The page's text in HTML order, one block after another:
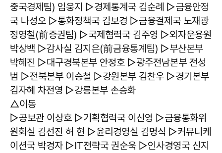
중국경제팀) 임웅지 ▷경제통계국 김순례 ▷금융안정
국 나성오 ▷통화정책국 김보경 ▷금융결제국 노재광
정영철(前증권팀) ▷국제협력국 김주영 ▷외자운용원
박상백 ▷감사실 김지은(前금융통계팀) ▷부산본부
박혜진 ▷대구경북본부 안정호 ▷광주전남본부 전성
범 ▷전북본부 이승철 ▷강원본부 김찬우 ▷경기본부
김자혜 차전영 ▷강릉본부 손승화
△이동
▷공보관 이상호 ▷기획협력국 이신영 ▷금융통화위
원회실 김선진 허 현 ▷윤리경영실 김명식 ▷커뮤니케
이션국 박경자 ▷IT전략국 권순욱 ▷인사경영국 신지